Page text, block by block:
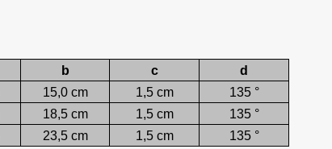
b c
d
15,0 cm 1,5 cm
135 °
18,5 cm 1,5 cm
135 °
23,5 cm 1,5 cm 135 °